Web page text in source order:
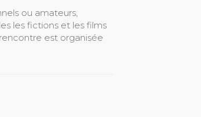
ou amateurs,
les fictions et les films
est organisée